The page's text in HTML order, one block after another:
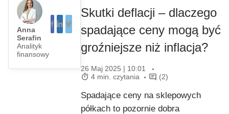
Anna
Serafin
Analityk
finansowy
Skutki deflacji – dlaczego
spadające ceny mogą być
groźniejsze niż inflacja?
26 Maj 2025 | 10:01
4 min. czytania
(2)
Spadające ceny na sklepowych
półkach to pozornie dobra